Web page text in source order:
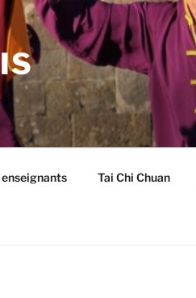
enseignants Tai Chi Chuan